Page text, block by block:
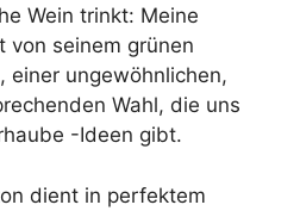
Wein trinkt: Meine
von seinem grünen
einer ungewöhnlichen,
Wahl, die uns
-Ideen gibt.
dient in perfektem